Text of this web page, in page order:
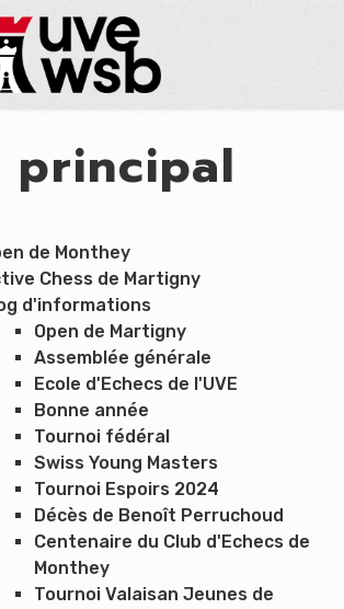
principal
de Monthey
Chess de Martigny
d'informations
Open de Martigny
Assemblée générale
Ecole d'Echecs de l'UVE
Bonne année
Tournoi fédéral
Swiss Young Masters
Tournoi Espoirs 2024
Décès de Benoît Perruchoud
Centenaire du Club d'Echecs de
Monthey
Tournoi Valaisan Jeunes de